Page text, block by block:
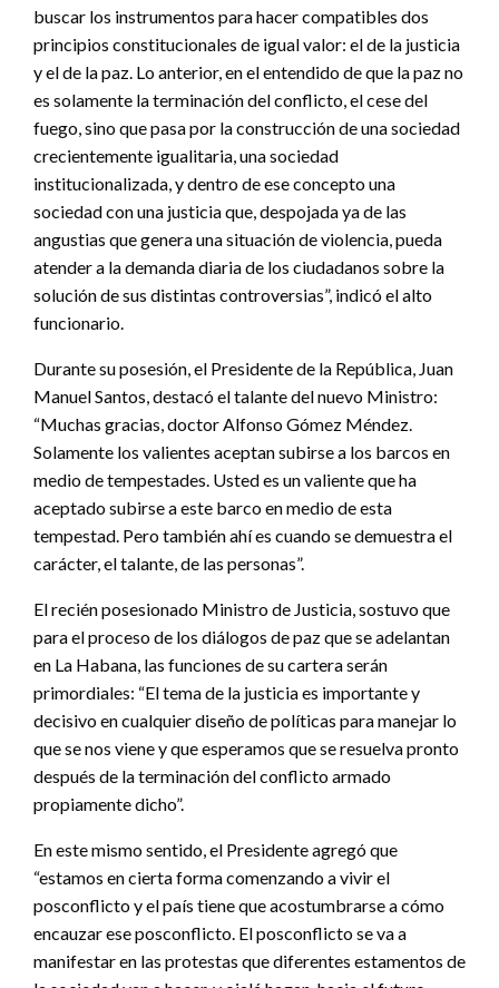
buscar los instrumentos para hacer compatibles dos
principios constitucionales de igual valor: el de la justicia
y el de la paz. Lo anterior, en el entendido de que la paz no
es solamente la terminación del conflicto, el cese del
fuego, sino que pasa por la construcción de una sociedad
crecientemente igualitaria, una sociedad
institucionalizada, y dentro de ese concepto una
sociedad con una justicia que, despojada ya de las
angustias que genera una situación de violencia, pueda
atender a la demanda diaria de los ciudadanos sobre la
solución de sus distintas controversias”, indicó el alto
funcionario.
Durante su posesión, el Presidente de la República, Juan
Manuel Santos, destacó el talante del nuevo Ministro:
“Muchas gracias, doctor Alfonso Gómez Méndez.
Solamente los valientes aceptan subirse a los barcos en
medio de tempestades. Usted es un valiente que ha
aceptado subirse a este barco en medio de esta
tempestad. Pero también ahí es cuando se demuestra el
carácter, el talante, de las personas”.
El recién posesionado Ministro de Justicia, sostuvo que
para el proceso de los diálogos de paz que se adelantan
en La Habana, las funciones de su cartera serán
primordiales: “El tema de la justicia es importante y
decisivo en cualquier diseño de políticas para manejar lo
que se nos viene y que esperamos que se resuelva pronto
después de la terminación del conflicto armado
propiamente dicho”.
En este mismo sentido, el Presidente agregó que
“estamos en cierta forma comenzando a vivir el
posconflicto y el país tiene que acostumbrarse a cómo
encauzar ese posconflicto. El posconflicto se va a
manifestar en las protestas que diferentes estamentos de